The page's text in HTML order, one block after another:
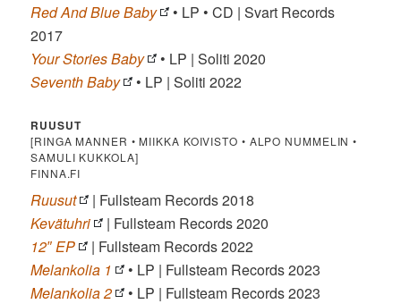
Red And Blue Baby
• LP • CD | Svart Records
2017
Your Stories Baby
• LP | Soliti 2020
Seventh Baby
• LP | Soliti 2022
RUUSUT
[RINGA MANNER • MIIKKA KOIVISTO • ALPO NUMMELIN •
SAMULI KUKKOLA]
FINNA.FI
Ruusut
| Fullsteam Records 2018
Kevätuhri
| Fullsteam Records 2020
12″ EP
| Fullsteam Records 2022
Melankolia 1
• LP | Fullsteam Records 2023
Melankolia 2
• LP | Fullsteam Records 2023